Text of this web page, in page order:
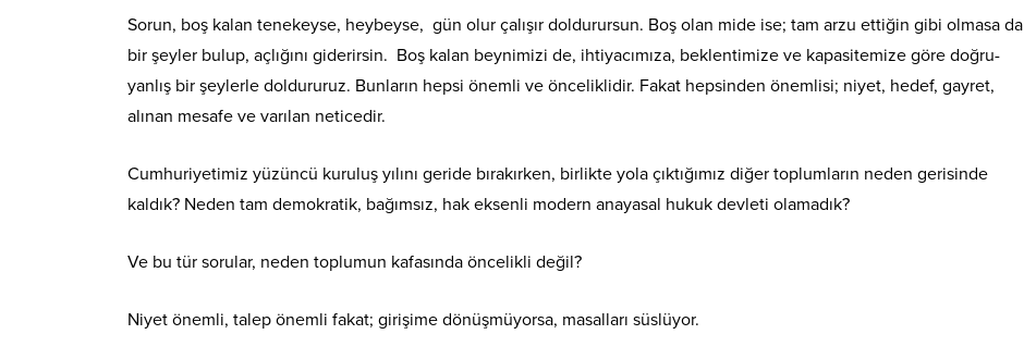
Sorun, boş kalan tenekeyse, heybeyse, gün olur çalışır doldurursun. Boş olan mide ise; tam arzu ettiğin gibi olmasa da
bir şeyler bulup, açlığını giderirsin. Boş kalan beynimizi de, ihtiyacımıza, beklentimize ve kapasitemize göre doğru-
yanlış bir şeylerle doldururuz. Bunların hepsi önemli ve önceliklidir. Fakat hepsinden önemlisi; niyet, hedef, gayret,
alınan mesafe ve varılan neticedir.
Cumhuriyetimiz yüzüncü kuruluş yılını geride bırakırken, birlikte yola çıktığımız diğer toplumların neden gerisinde
kaldık? Neden tam demokratik, bağımsız, hak eksenli modern anayasal hukuk devleti olamadık?
Ve bu tür sorular, neden toplumun kafasında öncelikli değil?
Niyet önemli, talep önemli fakat; girişime dönüşmüyorsa, masalları süslüyor.